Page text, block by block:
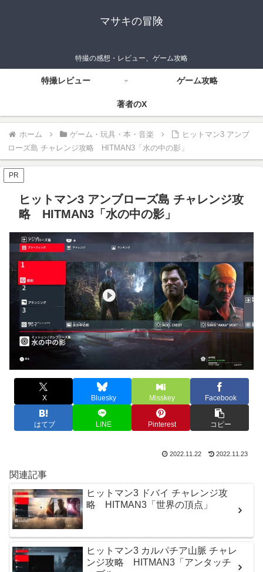
マサキの冒険
特撮の感想・レビュー、ゲーム攻略
特撮レビュー ゲーム攻略
著者のX
ホーム ゲーム・玩具・本・音楽
ヒットマン3 アンブ
ローズ島 チャレンジ攻略 HITMAN3「水の中の影」
PR
ヒットマン3 アンブローズ島 チャレンジ攻
略 HITMAN3「水の中の影」
X Bluesky Misskey Facebook
はてブ LINE Pinterest コピー
2022.11.22 2022.11.23
関連記事
ヒットマン3 ドバイ チャレンジ攻
略 HITMAN3「世界の頂点」
ヒットマン3 カルパチア山脈 チャレ
ンジ攻略 HITMAN3「アンタッチ